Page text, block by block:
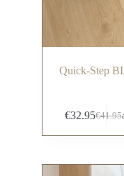
Quick-Step
€41.95
€32.95